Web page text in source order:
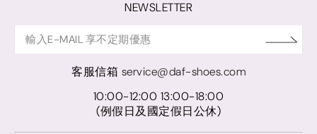
NEWSLETTER
客服信箱 service@daf-shoes.com
10:00-12:00 13:00-18:00
(例假日及國定假日公休)